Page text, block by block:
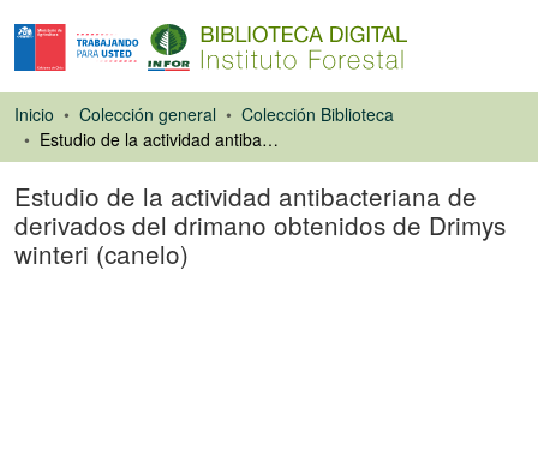
Inicio Colección general
Colección Biblioteca
Estudio de la actividad antibacteriana de derivados del drimano obtenidos de Drimys winteri (canelo)
Estudio de la actividad antibacteriana de
derivados del drimano obtenidos de Drimys
winteri (canelo)